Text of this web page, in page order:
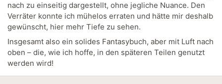
nach zu einseitig dargestellt, ohne jegliche Nuance. Den
Verräter konnte ich mühelos erraten und hätte mir deshalb
gewünscht, hier mehr Tiefe zu sehen.
Insgesamt also ein solides Fantasybuch, aber mit Luft nach
oben – die, wie ich hoffe, in den späteren Teilen genutzt
werden wird!